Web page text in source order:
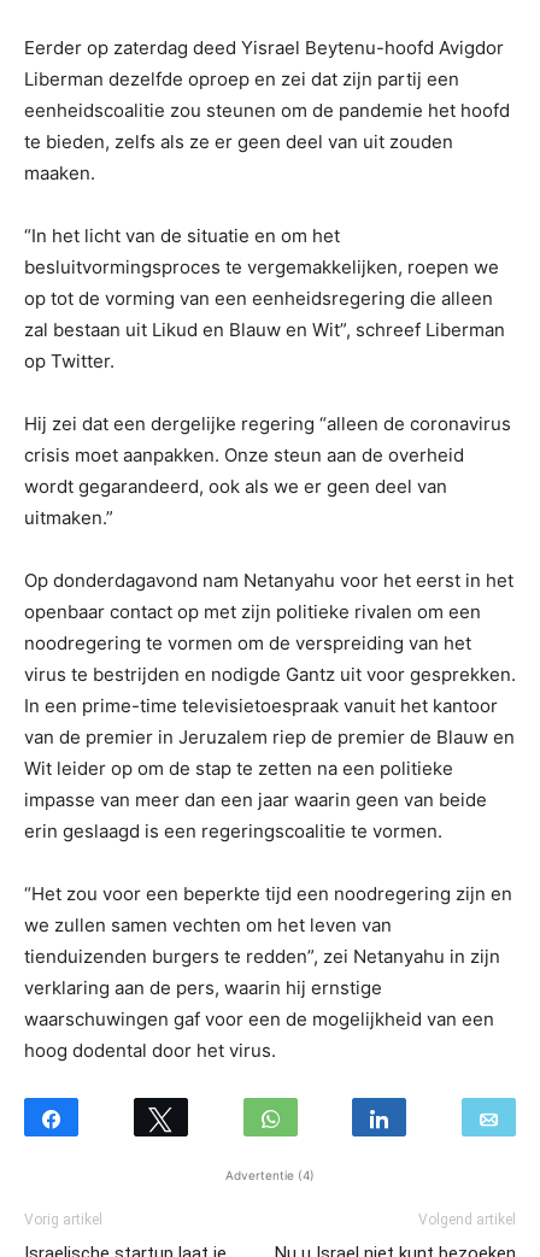
Eerder op zaterdag deed Yisrael Beytenu-hoofd Avigdor
Liberman dezelfde oproep en zei dat zijn partij een
eenheidscoalitie zou steunen om de pandemie het hoofd
te bieden, zelfs als ze er geen deel van uit zouden
maaken.
“In het licht van de situatie en om het
besluitvormingsproces te vergemakkelijken, roepen we
op tot de vorming van een eenheidsregering die alleen
zal bestaan ​​uit Likud en Blauw en Wit”, schreef Liberman
op Twitter.
Hij zei dat een dergelijke regering “alleen de coronavirus
crisis moet aanpakken. Onze steun aan de overheid
wordt gegarandeerd, ook als we er geen deel van
uitmaken.”
Op donderdagavond nam Netanyahu voor het eerst in het
openbaar contact op met zijn politieke rivalen om een ​​
noodregering te vormen om de verspreiding van het
virus te bestrijden en nodigde Gantz uit voor gesprekken.
In een prime-time televisietoespraak vanuit het kantoor
van de premier in Jeruzalem riep de premier de Blauw en
Wit leider op om de stap te zetten na een politieke
impasse van meer dan een jaar waarin geen van beide
erin geslaagd is een regeringscoalitie te vormen.
“Het zou voor een beperkte tijd een noodregering zijn en
we zullen samen vechten om het leven van
tienduizenden burgers te redden”, zei Netanyahu in zijn
verklaring aan de pers, waarin hij ernstige
waarschuwingen gaf voor een de mogelijkheid van een
hoog dodental door het virus.
Advertentie (4)
Vorig artikel Volgend artikel